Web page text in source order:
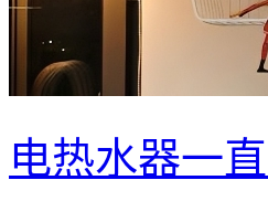
电热水器一